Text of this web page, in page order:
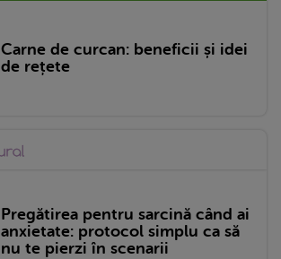
Carne de curcan: beneficii și idei
de rețete
Pregătirea pentru sarcină când ai
anxietate: protocol simplu ca să
nu te pierzi în scenarii